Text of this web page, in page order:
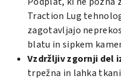
Traction Lug
zagotavljajo
blatu in sipkem
Vzdržljiv zgornji del
trpežna in lahka